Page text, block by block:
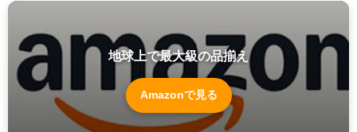
地球上で最大級の品揃え
Amazonで見る